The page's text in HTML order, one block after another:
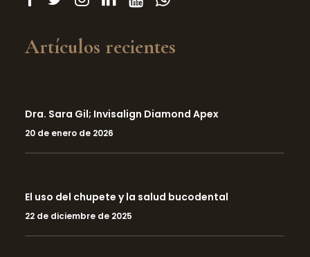
Artículos recientes
Dra. Sara Gil; Invisalign Diamond Apex
20 de enero de 2026
El uso del chupete y la salud bucodental
22 de diciembre de 2025